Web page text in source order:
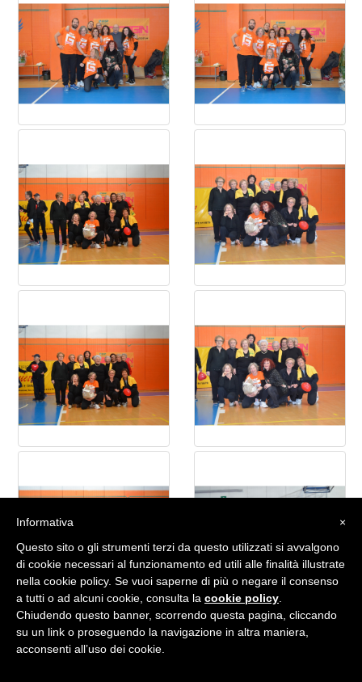
×
Informativa
Questo sito o gli strumenti terzi da questo utilizzati si avvalgono
di cookie necessari al funzionamento ed utili alle finalità illustrate
nella cookie policy. Se vuoi saperne di più o negare il consenso
a tutti o ad alcuni cookie, consulta la cookie policy
Chiudendo questo banner, scorrendo questa pagina, cliccando
su un link o proseguendo la navigazione in altra maniera,
acconsenti all’uso dei cookie.